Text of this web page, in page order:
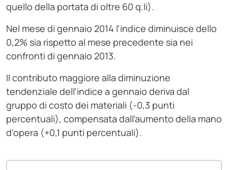
quello della portata di oltre 60 q.li).
Nel mese di gennaio 2014 l’indice diminuisce dello
0,2% sia rispetto al mese precedente sia nei
confronti di gennaio 2013.
Il contributo maggiore alla diminuzione
tendenziale dell’indice a gennaio deriva dal
gruppo di costo dei materiali (-0,3 punti
percentuali), compensata dall’aumento della mano
d’opera (+0,1 punti percentuali).